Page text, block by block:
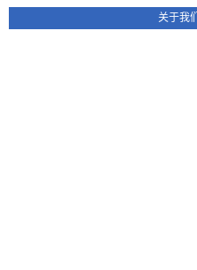
关于我们